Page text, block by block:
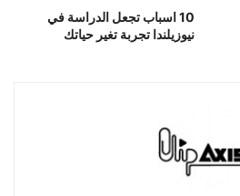
10 اسباب تجعل الدراسة في
نيوزيلندا تجربة تغير حياتك